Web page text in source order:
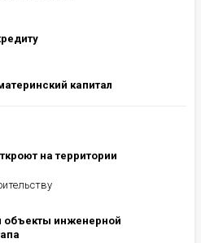
капитал
на территории
инженерной